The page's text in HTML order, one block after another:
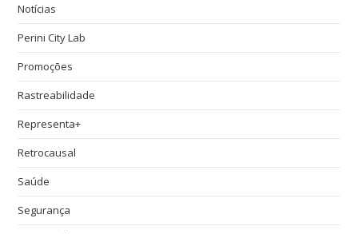
Notícias
Perini City Lab
Promoções
Rastreabilidade
Representa+
Retrocausal
Saúde
Segurança